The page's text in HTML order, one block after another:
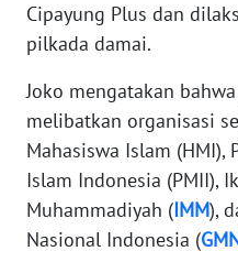
Cipayung Plus dan
pilkada damai.
Joko mengatakan
melibatkan organisasi
Mahasiswa Islam (HMI),
Islam Indonesia (PMII),
Muhammadiyah (IMM),
Nasional Indonesia (
WN
BANTEN
NTT
WN
KEPRI